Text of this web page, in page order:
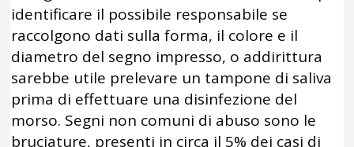
identificare il possibile responsabile se
raccolgono dati sulla forma, il colore e il
diametro del segno impresso, o addirittura
sarebbe utile prelevare un tampone di saliva
prima di effettuare una disinfezione del
morso. Segni non comuni di abuso sono le
bruciature, presenti in circa il 5% dei casi di